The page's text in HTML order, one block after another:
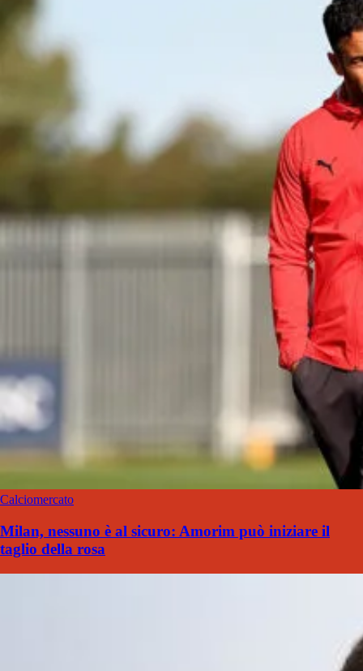
Calciomercato
Milan, nessuno è al sicuro: Amorim può iniziare il
taglio della rosa